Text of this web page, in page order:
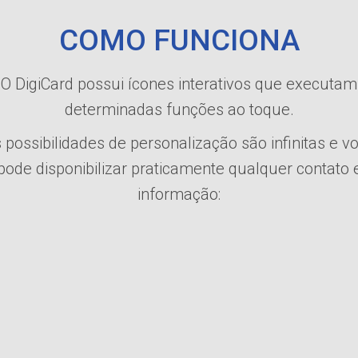
COMO FUNCIONA
O DigiCard possui ícones interativos que executam
determinadas funções ao toque.
possibilidades de personalização são infinitas e
disponibilizar praticamente qualquer contato
informação: